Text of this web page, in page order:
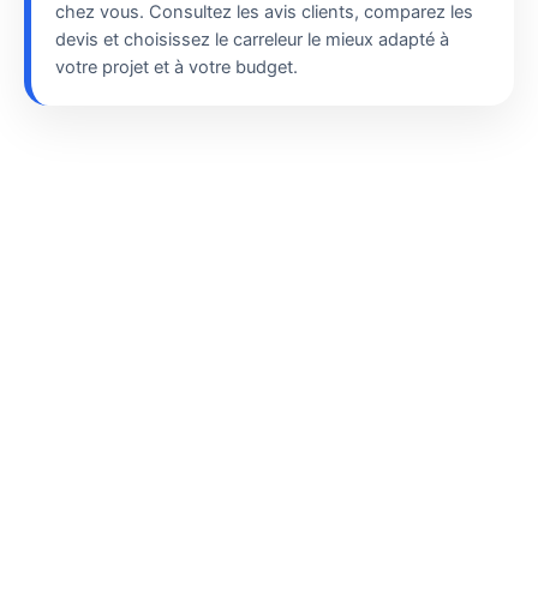
chez vous. Consultez les avis clients, comparez les
devis et choisissez le carreleur le mieux adapté à
votre projet et à votre budget.